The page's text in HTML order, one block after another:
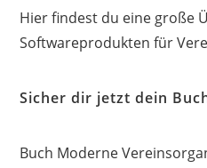
Hier findest du eine große
Softwareprodukten für
Sicher dir jetzt dein
Buch Moderne